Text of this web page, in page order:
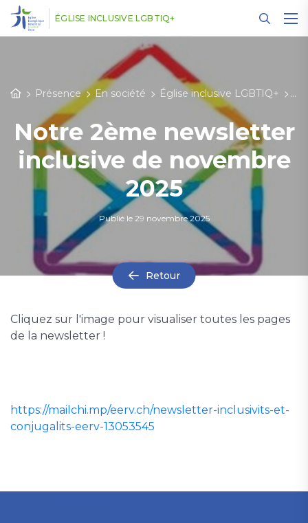
ÉGLISE INCLUSIVE LGBTIQ+
Présence En société Église inclusive LGBTIQ+
Notre 2ème newsletter
inclusive de novembre
2025
Publié le 29 novembre 2025
Retour
Cliquez sur l'image pour visualiser toutes les pages
de la newsletter !
https://mailchi.mp/eerv.ch/newsletter-inclusivits-et-
conjugalits-eerv-13053545
Panneau de gestion des cookies